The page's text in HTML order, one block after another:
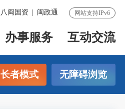
网站支持IPv6
八闽国资 闽政通
办事服务 互动交流
长者模式 无障碍浏览